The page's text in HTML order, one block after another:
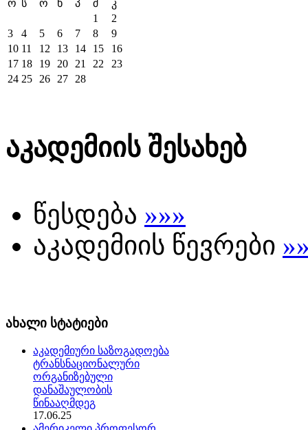
ო ს ო ხ პ შ
კ
1
2
3
4 5 6 7 8
9
10 11 12 13 14 15
16
17 18 19 20 21 22
23
24 25 26 27 28
აკადემიის შესახებ
წესდება »»»
აკადემიის წევრები
ახალი სტატიები
აკადემიური საზოგადოება
ტრანსნაციონალური
ორგანიზებული
დანაშაულობის
წინააღმდეგ
17.06.25